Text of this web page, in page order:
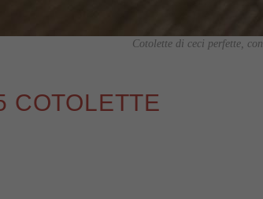
Cotolette di ceci perfette,
COTOLETTE